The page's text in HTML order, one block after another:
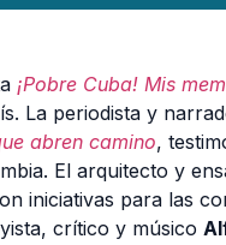
¡Pobre Cuba! Mis
La periodista y
abren camino,
El arquitecto y
iniciativas para las
crítico y músico